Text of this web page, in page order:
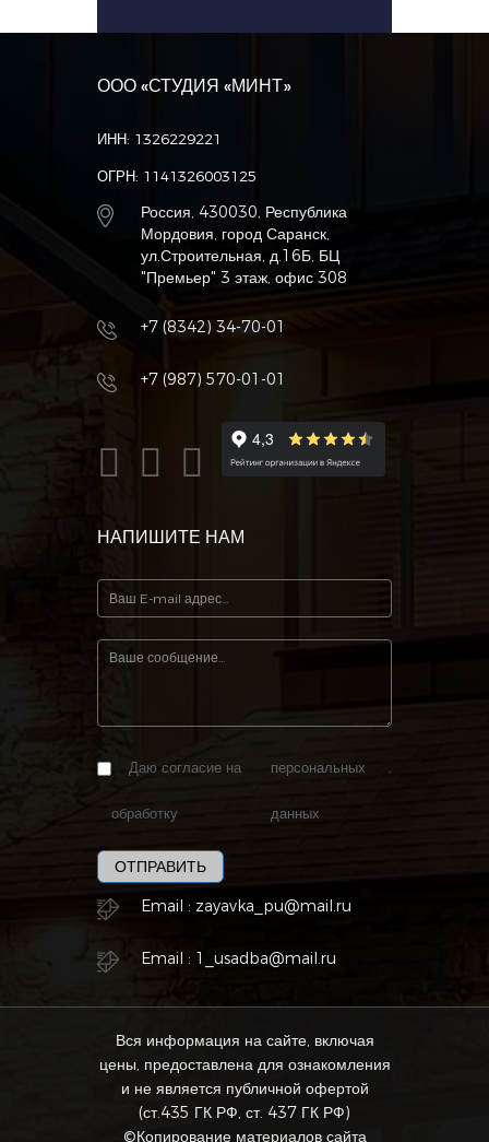
ООО «СТУДИЯ «МИНТ»
ИНН: 1326229221
ОГРН: 1141326003125
Россия, 430030, Республика
Мордовия, город Саранск,
ул.Строительная, д.16Б, БЦ
"Премьер" 3 этаж, офис 308
+7 (8342) 34-70-01
+7 (987) 570-01-01
НАПИШИТЕ НАМ
Даю согласие на
обработку
персональных
данных
.
ОТПРАВИТЬ
Email : zayavka_pu@mail.ru
Email : 1_usadba@mail.ru
Вся информация на сайте, включая
цены, предоставлена для ознакомления
и не является публичной офертой
(ст.435 ГК РФ, ст. 437 ГК РФ)
©Копирование материалов сайта